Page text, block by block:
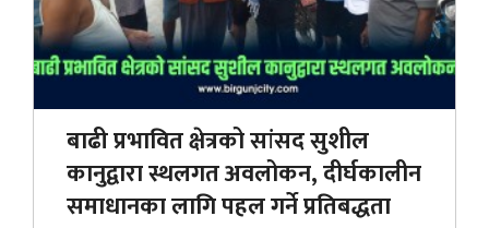
बाढी प्रभावित क्षेत्रको सांसद सुशील
कानुद्वारा स्थलगत अवलोकन, दीर्घकालीन
समाधानका लागि पहल गर्ने प्रतिबद्धता